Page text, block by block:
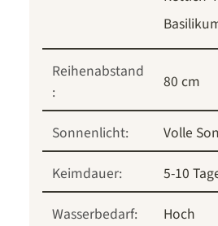
Reihenabstand
:
80 cm
Sonnenlicht:
Volle
Keimdauer:
5-10
Wasserbedarf:
Hoch